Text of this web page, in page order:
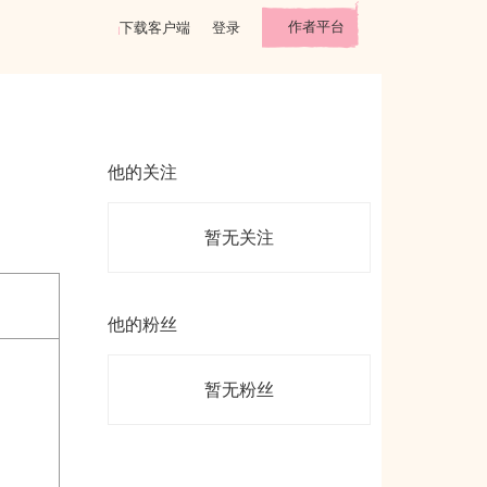
下载客户端 登录 作者平台
他的关注
暂无关注
他的粉丝
暂无粉丝